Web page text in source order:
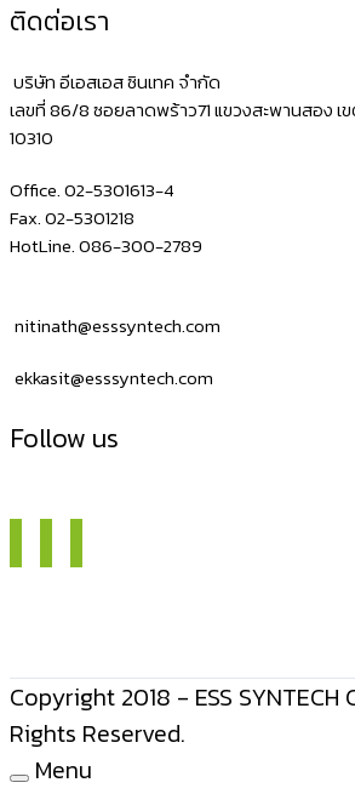
ติดต่อเรา
บริษัท อีเอสเอส ซินเทค จำกัด
เลขที่ 86/8 ซอยลาดพร้าว71 แขวงสะพานสอง เ
10310
Office. 02-5301613-4
Fax. 02-5301218
HotLine. 086-300-2789
nitinath@esssyntech.com
ekkasit@esssyntech.com
Follow us
Copyright 2018 - ESS SYNTECH
Rights Reserved.
Menu